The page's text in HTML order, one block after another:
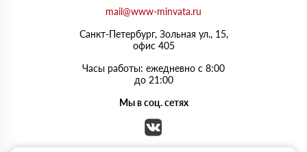
mail@www-minvata.ru
Санкт-Петербург, Зольная ул., 15,
офис 405
Часы работы: ежедневно с 8:00
до 21:00
Мы в соц. сетях